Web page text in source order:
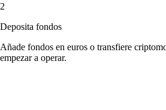
2
Deposita fondos
Añade fondos en euros o transfiere
empezar a operar.